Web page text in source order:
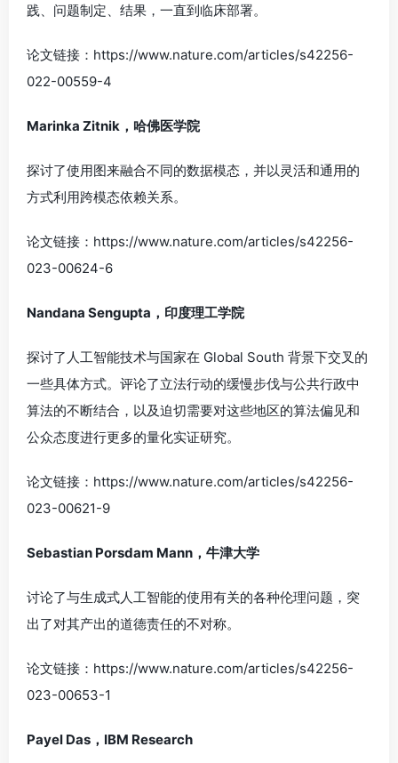
践、问题制定、结果，一直到临床部署。
论文链接：https://www.nature.com/articles/s42256-
022-00559-4
Marinka Zitnik，哈佛医学院
探讨了使用图来融合不同的数据模态，并以灵活和通用的
方式利用跨模态依赖关系。
论文链接：https://www.nature.com/articles/s42256-
023-00624-6
Nandana Sengupta，印度理工学院
探讨了人工智能技术与国家在 Global South 背景下交叉的
一些具体方式。评论了立法行动的缓慢步伐与公共行政中
算法的不断结合，以及迫切需要对这些地区的算法偏见和
公众态度进行更多的量化实证研究。
论文链接：https://www.nature.com/articles/s42256-
023-00621-9
Sebastian Porsdam Mann，牛津大学
讨论了与生成式人工智能的使用有关的各种伦理问题，突
出了对其产出的道德责任的不对称。
论文链接：https://www.nature.com/articles/s42256-
023-00653-1
Payel Das，IBM Research